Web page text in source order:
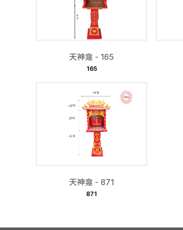
天神龛 - 165
165
天神龛 - 871
871